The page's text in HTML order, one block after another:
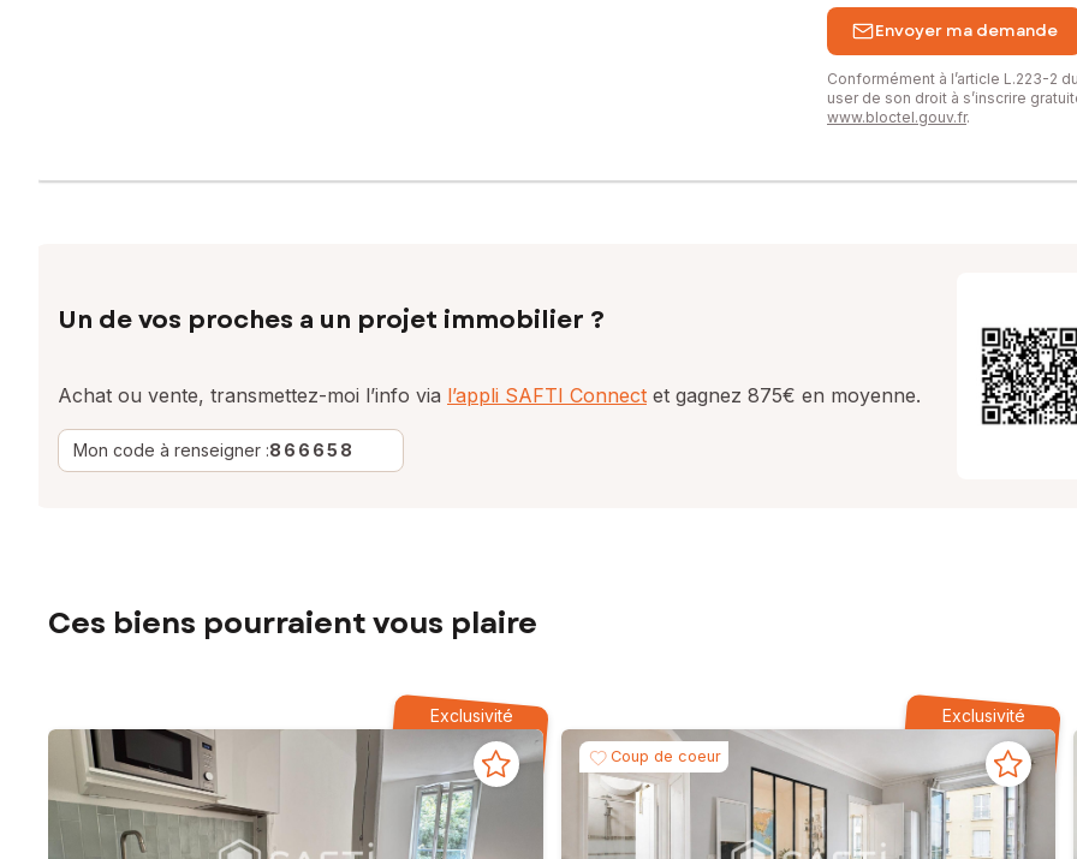
Envoyer ma demande
Conformément à l’article L.223-2
user de son droit à s’inscrire
www.bloctel.gouv.fr.
Un de vos proches a un projet immobilier ?
Achat ou vente, transmettez-moi l’info via l’appli SAFTI Connect et gagnez 875€ en moyenne.
Mon code à renseigner :866658
Ces biens pourraient vous plaire
Exclusivité Exclusivité
Coup de coeur